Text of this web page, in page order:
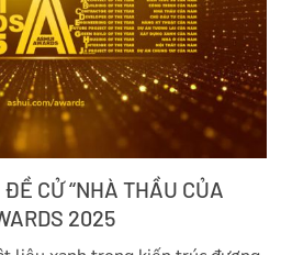
ĐỀ CỬ “NHÀ THẦU CỦA
2025